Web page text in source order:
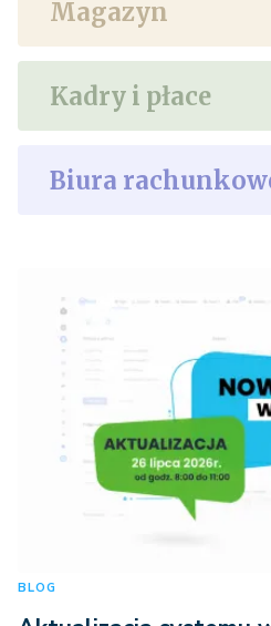
Magazyn
Kadry i płace
Biura
BLOG